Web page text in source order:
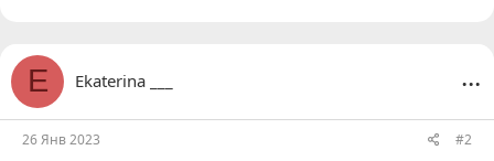
E Ekaterina ___ ...
26 Янв 2023 #2